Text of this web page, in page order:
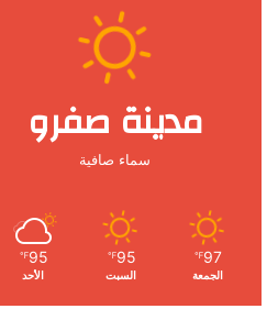
مدينة صفرو
سماء صافية
97
℉
الجمعة
95
℉
السبت
95
℉
الأحد